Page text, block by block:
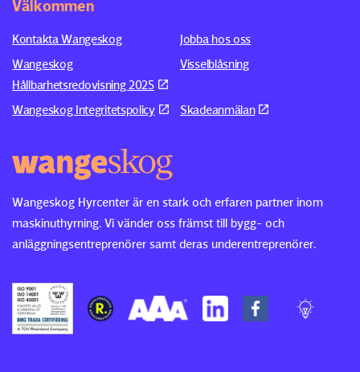
Wangeskog Hyrcenter är en stark och erfaren partner inom
maskinuthyrning. Vi vänder oss främst till bygg- och
anläggningsentreprenörer samt deras underentreprenörer.
Välkommen
Kontakta Wangeskog
Jobba hos oss
Wangeskog
Hållbarhetsredovisning 2025
Visselblåsning
Wangeskog Integritetspolicy Skadeanmälan